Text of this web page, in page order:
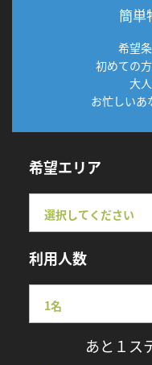
簡単
希望
初めての
大
お忙しいあ
希望エリア
利用人数
あと１ス